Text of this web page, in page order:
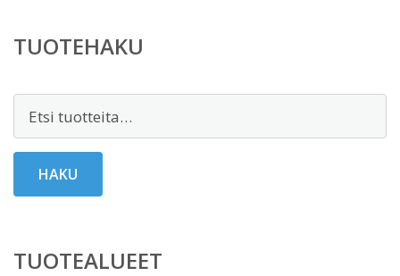
TUOTEHAKU
HAKU
TUOTEALUEET